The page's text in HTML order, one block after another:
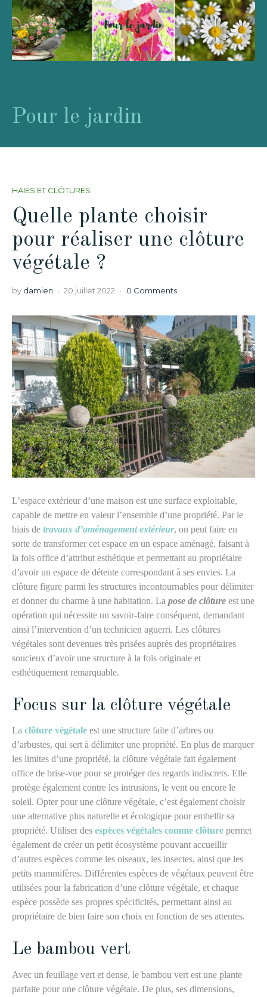
Pour le jardin
HAIES ET CLÔTURES
Quelle plante choisir
pour réaliser une clôture
végétale ?
by damien 20 juillet 2022 0 Comments
L’espace extérieur d’une maison est une surface exploitable,
capable de mettre en valeur l’ensemble d’une propriété. Par le
biais de travaux d’aménagement extérieur, on peut faire en
sorte de transformer cet espace en un espace aménagé, faisant à
la fois office d’attribut esthétique et permettant au propriétaire
d’avoir un espace de détente correspondant à ses envies. La
clôture figure parmi les structures incontournables pour délimiter
et donner du charme à une habitation. La pose de clôture est une
opération qui nécessite un savoir-faire conséquent, demandant
ainsi l’intervention d’un technicien aguerri. Les clôtures
végétales sont devenues très prisées auprès des propriétaires
soucieux d’avoir une structure à la fois originale et
esthétiquement remarquable.
Focus sur la clôture végétale
La clôture végétale est une structure faite d’arbres ou
d’arbustes, qui sert à délimiter une propriété. En plus de marquer
les limites d’une propriété, la clôture végétale fait également
office de brise-vue pour se protéger des regards indiscrets. Elle
protège également contre les intrusions, le vent ou encore le
soleil. Opter pour une clôture végétale, c’est également choisir
une alternative plus naturelle et écologique pour embellir sa
propriété. Utiliser des espèces végétales comme clôture permet
également de créer un petit écosystème pouvant accueillir
d’autres espèces comme les oiseaux, les insectes, ainsi que les
petits mammifères. Différentes espèces de végétaux peuvent être
utilisées pour la fabrication d’une clôture végétale, et chaque
espèce possède ses propres spécificités, permettant ainsi au
propriétaire de bien faire son choix en fonction de ses attentes.
Le bambou vert
Avec un feuillage vert et dense, le bambou vert est une plante
parfaite pour une clôture végétale. De plus, ses dimensions,